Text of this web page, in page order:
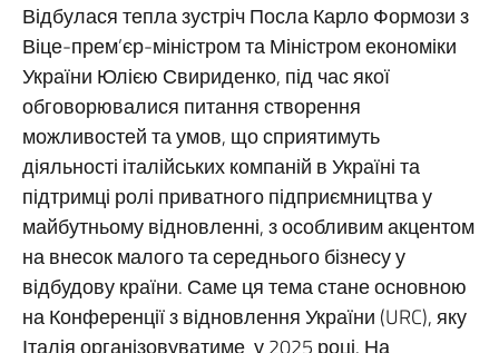
Відбулася тепла зустріч Посла Карло Формози з
Віце-прем’єр-міністром та Міністром економіки
України Юлією Свириденко, під час якої
обговорювалися питання створення
можливостей та умов, що сприятимуть
діяльності італійських компаній в Україні та
підтримці ролі приватного підприємництва у
майбутньому відновленні, з особливим акцентом
на внесок малого та середнього бізнесу у
відбудову країни. Саме ця тема стане основною
на Конференції з відновлення України (URC), яку